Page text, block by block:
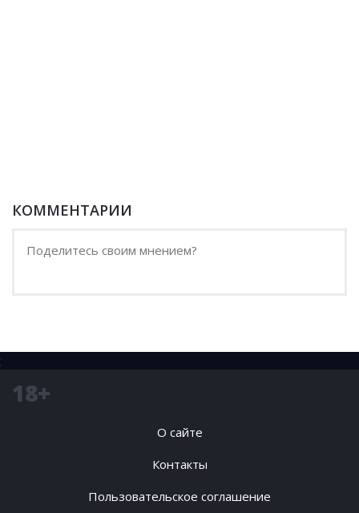
КОММЕНТАРИИ
;
18+
О сайте
Контакты
Пользовательское соглашение